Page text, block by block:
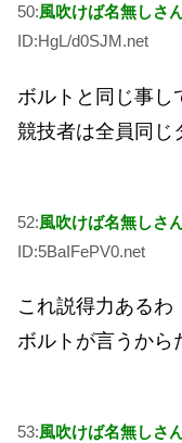
50:風吹けば名無しさ
ID:HgL/d0SJM.net
ボルトと同じ事し
競技者は全員同じ
52:風吹けば名無しさ
ID:5BaIFePV0.net
これ説得力あるわ
ボルトが言うから
53:風吹けば名無しさ